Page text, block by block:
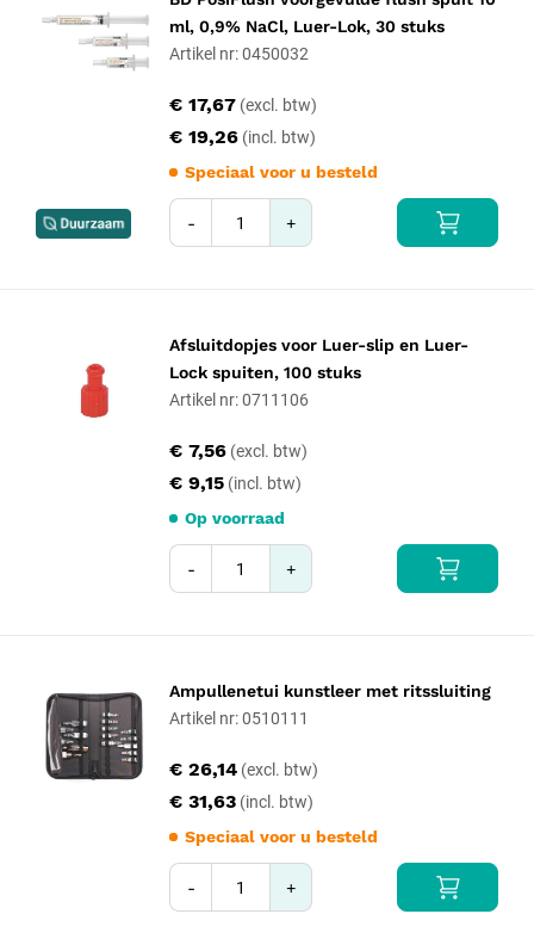
ml, 0,9% NaCl, Luer-Lok, 30 stuks
Artikel nr: 0450032
€ 19,26
€ 17,67
Speciaal voor u besteld
- +
Afsluitdopjes voor Luer-slip en Luer-
Lock spuiten, 100 stuks
Artikel nr: 0711106
€ 9,15
€ 7,56
Op voorraad
- +
Ampullenetui kunstleer met ritssluiting
Artikel nr: 0510111
€ 31,63
€ 26,14
Speciaal voor u besteld
- +